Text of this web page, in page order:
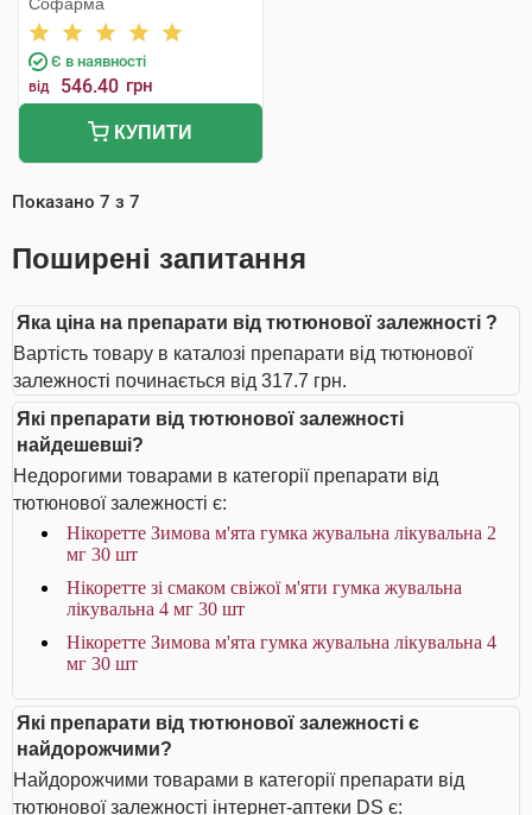
Є в наявності
від 546.40 грн
КУПИТИ
Показано 7 з 7
Поширені запитання
Яка ціна на препарати від тютюнової залежності ?
Вартість товару в каталозі препарати від тютюнової
залежності починається від 317.7 грн.
Які препарати від тютюнової залежності
найдешевші?
Недорогими товарами в категорії препарати від
тютюнової залежності є:
Нікоретте Зимова м'ята гумка жувальна лікувальна 2
мг 30 шт
Нікоретте зі смаком свіжої м'яти гумка жувальна
лікувальна 4 мг 30 шт
Нікоретте Зимова м'ята гумка жувальна лікувальна 4
мг 30 шт
Які препарати від тютюнової залежності є
найдорожчими?
Найдорожчими товарами в категорії препарати від
тютюнової залежності інтернет-аптеки DS є: